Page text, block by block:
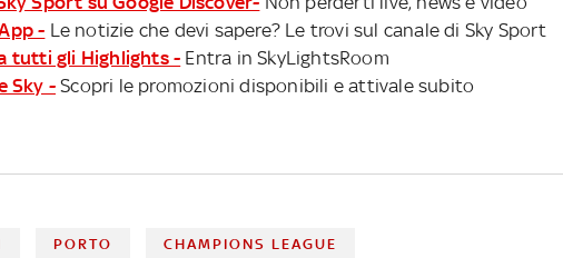
- Le notizie che devi sapere? Le trovi sul canale di Sky Sport
tutti gli Highlights - Entra in SkyLightsRoom
Sky -Scopri le promozioni disponibili e attivale subito
PORTO CHAMPIONS LEAGUE